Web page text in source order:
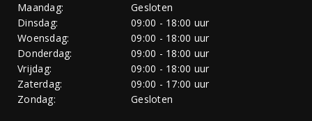
Maandag:
Gesloten
Dinsdag:
09:00 - 18:00 uur
Woensdag:
09:00 - 18:00 uur
Donderdag:
09:00 - 18:00 uur
Vrijdag:
09:00 - 18:00 uur
Zaterdag:
09:00 - 17:00 uur
Zondag:
Gesloten